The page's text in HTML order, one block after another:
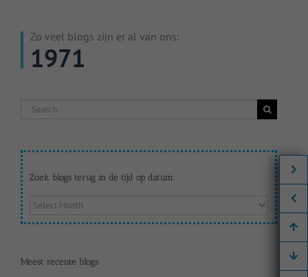
Zo veel blogs zijn er al van ons:
1971
Search
Zoek blogs terug in de tijd op datum:
Zoek
Meest recente blogs